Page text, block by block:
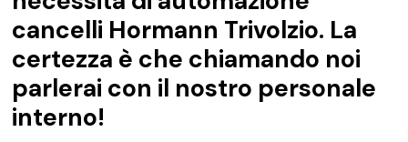
cancelli Hormann Trivolzio. La
certezza è che chiamando noi
parlerai con il nostro personale
interno!